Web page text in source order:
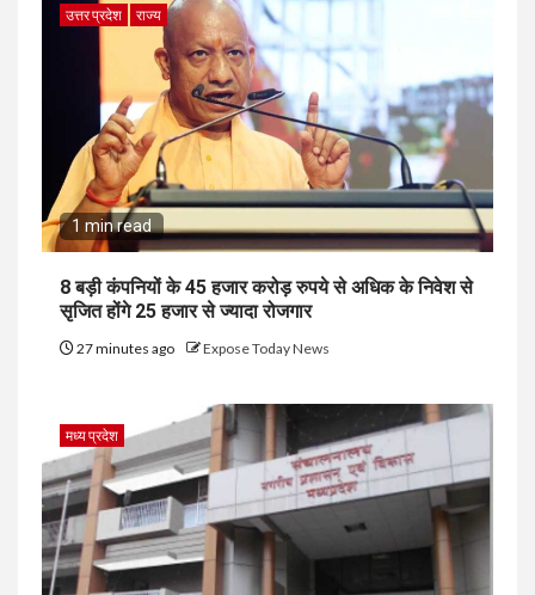
उत्तर प्रदेश राज्य
1 min read
8 बड़ी कंपनियों के 45 हजार करोड़ रुपये से अधिक के निवेश से
सृजित होंगे 25 हजार से ज्यादा रोजगार
27 minutes ago Expose Today News
मध्य प्रदेश